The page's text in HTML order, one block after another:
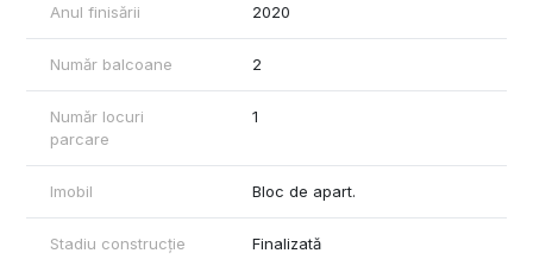
Anul finisării 2020
Număr balcoane 2
Număr locuri
parcare
1
Imobil Bloc de apart.
Stadiu construcție Finalizată